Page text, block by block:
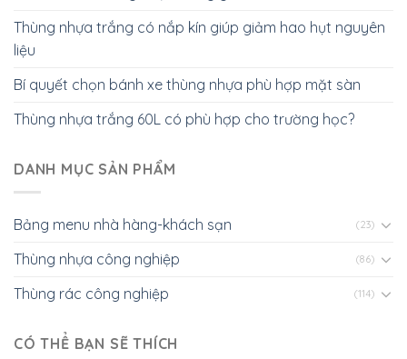
Thùng nhựa trắng có nắp kín giúp giảm hao hụt nguyên
liệu
Bí quyết chọn bánh xe thùng nhựa phù hợp mặt sàn
Thùng nhựa trắng 60L có phù hợp cho trường học?
DANH MỤC SẢN PHẨM
Bảng menu nhà hàng-khách sạn (23)
Thùng nhựa công nghiệp (86)
Thùng rác công nghiệp (114)
CÓ THỂ BẠN SẼ THÍCH